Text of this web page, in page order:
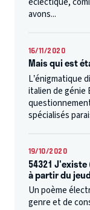
avons...
16/11/2020
Mais qui est
L’énigmatique
italien de génie
spécialisés
19/10/2020
54321
à partir du
Un poème
genre et de